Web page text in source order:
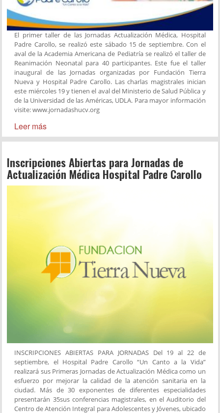
El primer taller de las Jornadas Actualización Médica, Hospital
Padre Carollo, se realizó este sábado 15 de septiembre. Con el
aval de la Academia Americana de Pediatría se realizó el taller de
Reanimación Neonatal para 40 participantes. Este fue el taller
inaugural de las Jornadas organizadas por Fundación Tierra
Nueva y Hospital Padre Carollo. Las charlas magistrales inician
este miércoles 19 y tienen el aval del Ministerio de Salud Pública y
de la Universidad de las Américas, UDLA. Para mayor información
visite: www.jornadashucv.org
Leer más
Inscripciones Abiertas para Jornadas de
Actualización Médica Hospital Padre Carollo
INSCRIPCIONES ABIERTAS PARA JORNADAS Del 19 al 22 de
septiembre, el Hospital Padre Carollo “Un Canto a la Vida”
realizará sus Primeras Jornadas de Actualización Médica como un
esfuerzo por mejorar la calidad de la atención sanitaria en la
ciudad. Más de 30 exponentes de diferentes especialidades
presentarán 35sus conferencias magistrales, en el Auditorio del
Centro de Atención Integral para Adolescentes y Jóvenes, ubicado